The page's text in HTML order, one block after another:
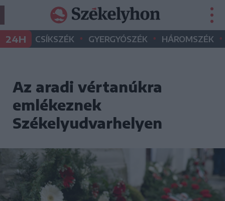
24H CSÍKSZÉK • GYERGYÓSZÉK • HÁROMSZÉK •
Az aradi vértanúkra
emlékeznek
Székelyudvarhelyen